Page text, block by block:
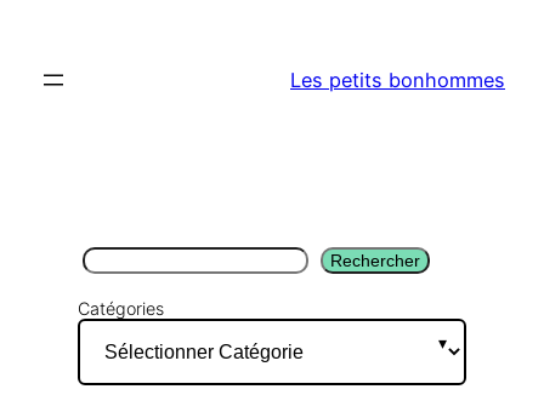
contenu
Les petits bonhommes
Rechercher Rechercher
Catégories